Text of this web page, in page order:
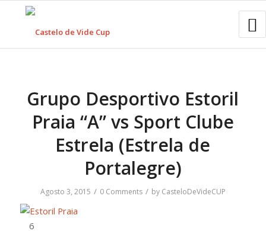
Grupo Desportivo Estoril
Praia “A” vs Sport Clube
Estrela (Estrela de
Portalegre)
Agosto 3, 2015 / 0 Comments / by CasteloDeVideCUP